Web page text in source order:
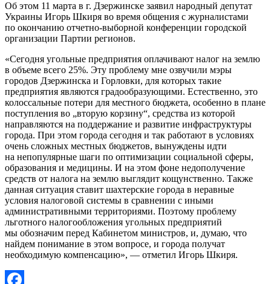
Об этом 11 марта в г. Дзержинске заявил народный депутат
Украины Игорь Шкиря во время общения с журналистами
по окончанию отчетно-выборной конференции городской
организации Партии регионов.
«Сегодня угольные предприятия оплачивают налог на землю
в объеме всего 25%. Эту проблему мне озвучили мэры
городов Дзержинска и Горловки, для которых такие
предприятия являются градообразующими. Естественно, это
колоссальные потери для местного бюджета, особенно в плане
поступления во „вторую корзину“, средства из которой
направляются на поддержание и развитие инфраструктуры
города. При этом города сегодня и так работают в условиях
очень сложных местных бюджетов, вынуждены идти
на непопулярные шаги по оптимизации социальной сферы,
образования и медицины. И на этом фоне недополучение
средств от налога на землю выглядит кощунственно. Также
данная ситуация ставит шахтерские города в неравные
условия налоговой системы в сравнении с иными
административными территориями. Поэтому проблему
льготного налогообложения угольных предприятий
мы обозначим перед Кабинетом министров, и, думаю, что
найдем понимание в этом вопросе, и города получат
необходимую компенсацию», — отметил Игорь Шкиря.